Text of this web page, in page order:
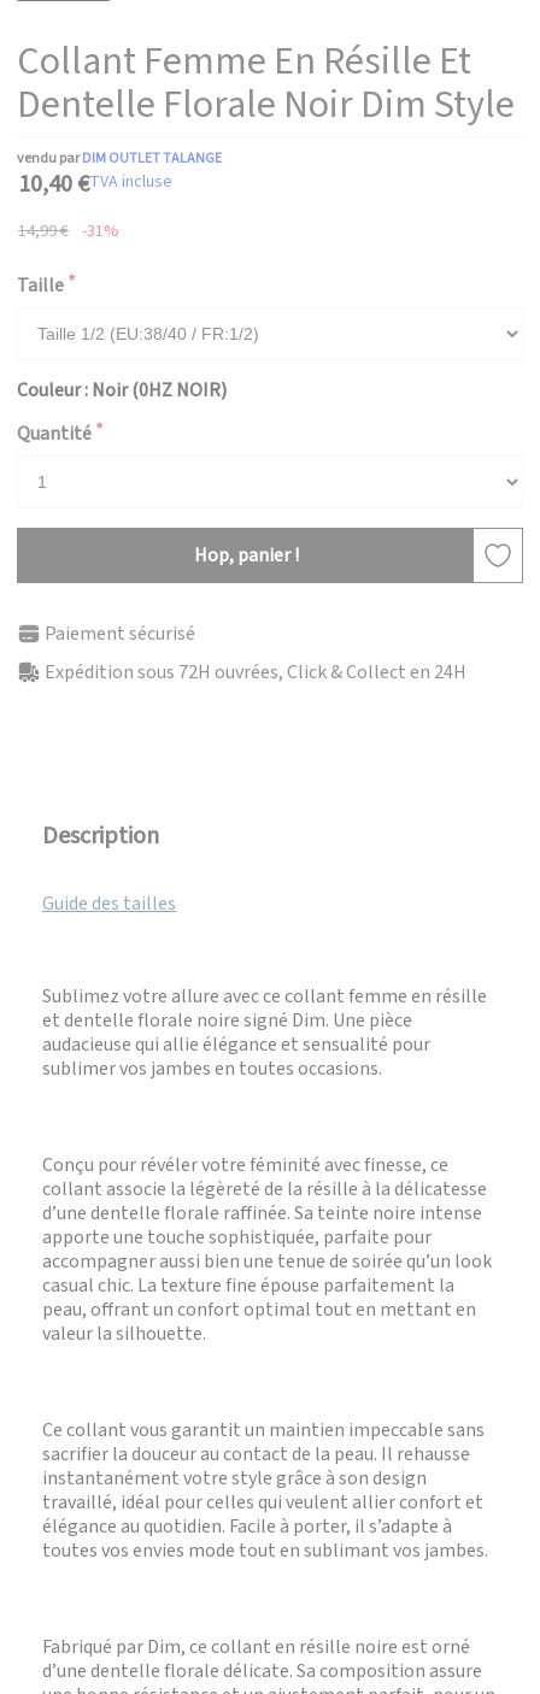
Collant Femme En Résille Et
Dentelle Florale Noir Dim Style
vendu parDIM OUTLET TALANGE
10,40 €TVA incluse
14,99 € -31%
Taille
Couleur : Noir (0HZ NOIR)
Quantité
Hop, panier !
Paiement sécurisé
Expédition sous 72H ouvrées, Click & Collect en 24H
Description
Guide des tailles
Sublimez votre allure avec ce collant femme en résille
et dentelle florale noire signé Dim. Une pièce
audacieuse qui allie élégance et sensualité pour
sublimer vos jambes en toutes occasions.
Conçu pour révéler votre féminité avec finesse, ce
collant associe la légèreté de la résille à la délicatesse
d’une dentelle florale raffinée. Sa teinte noire intense
apporte une touche sophistiquée, parfaite pour
accompagner aussi bien une tenue de soirée qu’un look
casual chic. La texture fine épouse parfaitement la
peau, offrant un confort optimal tout en mettant en
valeur la silhouette.
Ce collant vous garantit un maintien impeccable sans
sacrifier la douceur au contact de la peau. Il rehausse
instantanément votre style grâce à son design
travaillé, idéal pour celles qui veulent allier confort et
élégance au quotidien. Facile à porter, il s’adapte à
toutes vos envies mode tout en sublimant vos jambes.
Fabriqué par Dim, ce collant en résille noire est orné
d’une dentelle florale délicate. Sa composition assure